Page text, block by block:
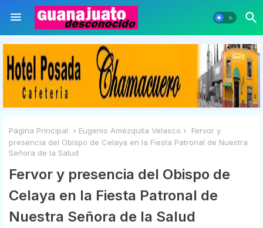
Página Principal Eugenio Amézquita Velasco
Fervor y
presencia del Obispo de Celaya en la Fiesta Patronal de Nuestra
Señora de la Salud
Fervor y presencia del Obispo de
Celaya en la Fiesta Patronal de
Nuestra Señora de la Salud